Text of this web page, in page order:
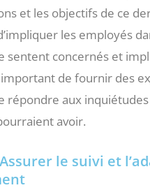
et les objectifs de ce
les employés
sentent concernés et
de fournir des
répondre aux
avoir.
le suivi et